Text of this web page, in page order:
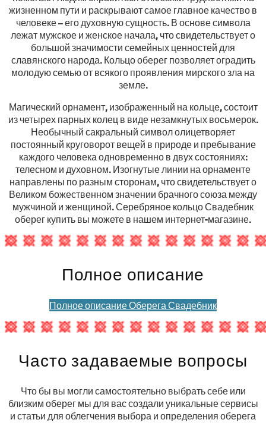
жизненном пути и раскрывают самое главное качество в
человеке – его духовную сущность. В основе символа
лежат мужское и женское начала, что свидетельствует о
большой значимости семейных ценностей для
славянского народа. Кольцо оберег позволяет оградить
молодую семью от всякого проявления мирского зла на
земле.
Магический орнамент, изображенный на кольце, состоит
из четырех парных колец в виде незамкнутых восьмерок.
Необычный сакральный символ олицетворяет
постоянный круговорот вещей в природе и пребывание
каждого человека одновременно в двух состояниях:
телесном и духовном. Изогнутые линии на орнаменте
направлены по разным сторонам, что свидетельствует о
Великом божественном значении брачного союза между
мужчиной и женщиной. Серебряное кольцо Свадебник
оберег купить вы можете в нашем интернет-магазине.
Полное описание
Полное описание Оберега Свадебник
Часто задаваемые вопросы
Что бы вы могли самостоятельно выбрать себе или
близким оберег мы для вас создали уникальные сервисы
и статьи для облегчения выбора и определения оберега